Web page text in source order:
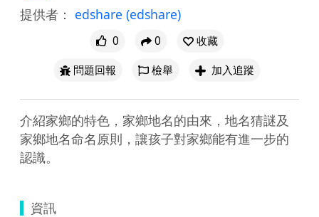
提供者： edshare (edshare)
0 0
收藏
問題回報
檢舉 加入追蹤
介紹家鄉的特色，家鄉地名的由來，地名猜謎及
家鄉地名命名原則，讓孩子對家鄉能有進一步的
認識。
資訊